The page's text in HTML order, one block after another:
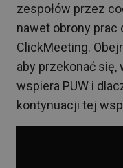
zespołów przez
nawet obrony
ClickMeeting.
aby przekonać
wspiera PUW i
kontynuacji tej